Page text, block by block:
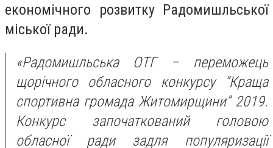
економічного розвитку Радомишльської
міської ради.
«Радомишльська ОТГ – переможець
щорічного обласного конкурсу “Краща
спортивна громада Житомирщини” 2019.
Конкурс започаткований головою
обласної ради задля популяризації